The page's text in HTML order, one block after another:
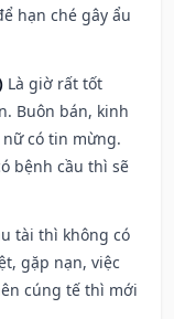
hạn ché gây ẩu
Là giờ rất tốt
Buôn bán, kinh
có tin mừng.
bệnh cầu thì sẽ
tài thì không có
gặp nạn, việc
cúng tế thì mới